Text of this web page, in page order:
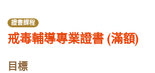
證書課程
戒毒輔導專業證書 (滿額)
目標